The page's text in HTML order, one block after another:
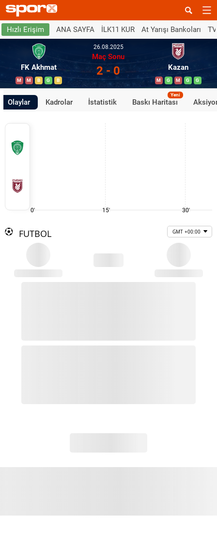
Hızlı Erişim ANA SAYFA İLK11 KUR At Yarışı Bankoları
FK Akhmat
M M B G B
26.08.2025
Maç Sonu
2 - 0 Kazan
M G M G G
Olaylar Kadrolar İstatistik Baskı Haritası
Yeni
0' 15' 30'
FUTBOL GMT +00:00